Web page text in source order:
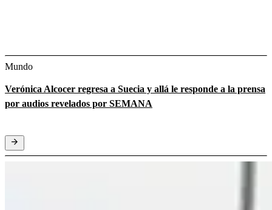
Mundo
Verónica Alcocer regresa a Suecia y allá le responde a la prensa
por audios revelados por SEMANA